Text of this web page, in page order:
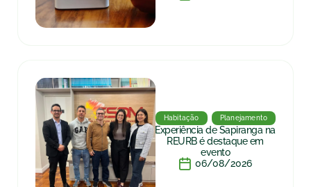
Habitação Planejamento
Experiência de Sapiranga na
REURB é destaque em
evento
06/08/2026